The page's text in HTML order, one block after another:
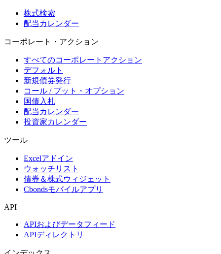
株式検索
配当カレンダー
コーポレート・アクション
すべてのコーポレートアクション
デフォルト
新規債券発行
コール / プット・オプション
国債入札
配当カレンダー
投資家カレンダー
ツール
Excelアドイン
ウォッチリスト
債券＆株式ウィジェット
Cbondsモバイルアプリ
API
APIおよびデータフィード
APIディレクトリ